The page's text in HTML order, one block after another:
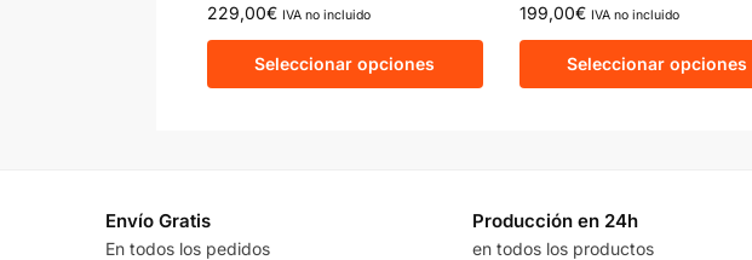
229,00€ IVA no incluido
Seleccionar opciones
199,00€ IVA no incluido
Seleccionar opciones
Envío Gratis
En todos los pedidos
Producción en 24h
en todos los productos